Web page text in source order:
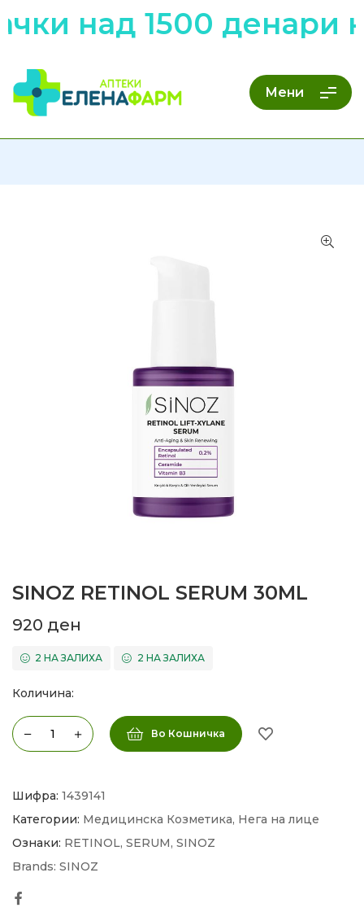
над 1500 денари
Мени
SINOZ RETINOL SERUM 30ML
920 ден
2 НА ЗАЛИХА 2 НА ЗАЛИХА
Количина:
Во Кошничка
Шифра: 1439141
Категории: Медицинска Козметика, Нега на лице
Ознаки: RETINOL, SERUM, SINOZ
Brands: SINOZ